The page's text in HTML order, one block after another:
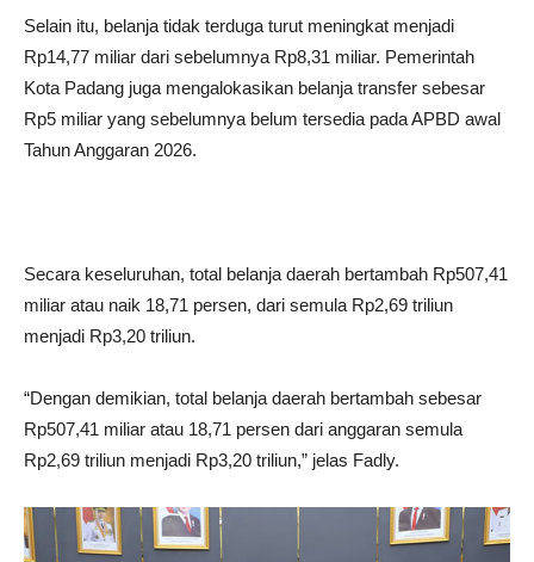
Selain itu, belanja tidak terduga turut meningkat menjadi
Rp14,77 miliar dari sebelumnya Rp8,31 miliar. Pemerintah
Kota Padang juga mengalokasikan belanja transfer sebesar
Rp5 miliar yang sebelumnya belum tersedia pada APBD awal
Tahun Anggaran 2026.
Secara keseluruhan, total belanja daerah bertambah Rp507,41
miliar atau naik 18,71 persen, dari semula Rp2,69 triliun
menjadi Rp3,20 triliun.
“Dengan demikian, total belanja daerah bertambah sebesar
Rp507,41 miliar atau 18,71 persen dari anggaran semula
Rp2,69 triliun menjadi Rp3,20 triliun,” jelas Fadly.